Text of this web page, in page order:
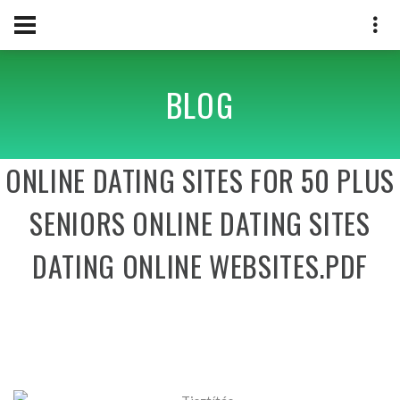
BLOG
ONLINE DATING SITES FOR 50 PLUS
SENIORS ONLINE DATING SITES
DATING ONLINE WEBSITES.PDF